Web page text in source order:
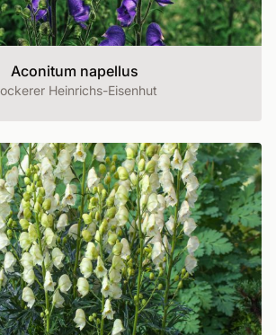
Aconitum napellus
Heinrichs-Eisenhut